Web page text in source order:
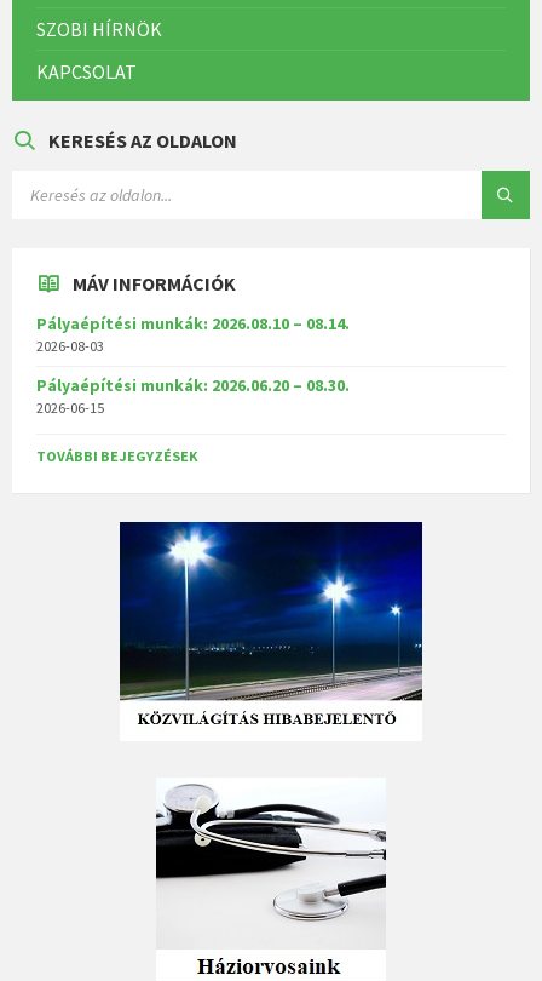
SZOBI HÍRNÖK
KAPCSOLAT
KERESÉS AZ OLDALON
MÁV INFORMÁCIÓK
Pályaépítési munkák: 2026.08.10 – 08.14.
2026-08-03
Pályaépítési munkák: 2026.06.20 – 08.30.
2026-06-15
TOVÁBBI BEJEGYZÉSEK